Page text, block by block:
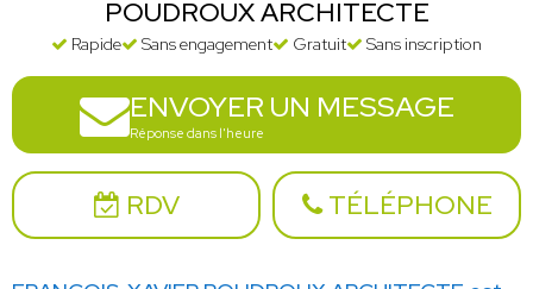
POUDROUX ARCHITECTE
Rapide Sans engagement Gratuit Sans inscription
ENVOYER UN MESSAGE
Réponse dans l'heure
RDV TÉLÉPHONE